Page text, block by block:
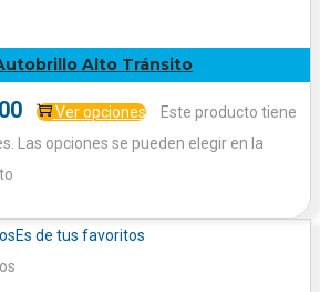
Alto Tránsito
Ver opciones
Este producto tiene
Las opciones se pueden elegir en la
Es de tus favoritos